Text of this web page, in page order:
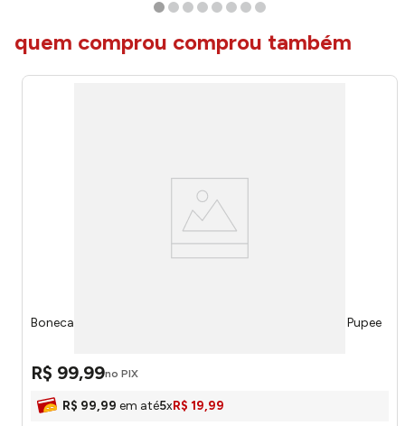
quem comprou comprou também
Boneca Marinette Toddler Miraculous Ladybug 35cm - Pupee
R$ 99,99no PIX
R$ 99,99 em até5xR$ 19,99